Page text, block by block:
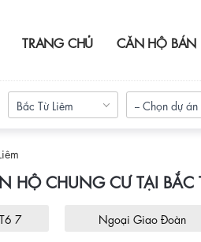
TRANG CHỦ CĂN HỘ BÁN
Bắc Từ Liêm -- Chọn dự án
HỘ CHUNG CƯ TẠI
7 Ngoại Giao Đoàn